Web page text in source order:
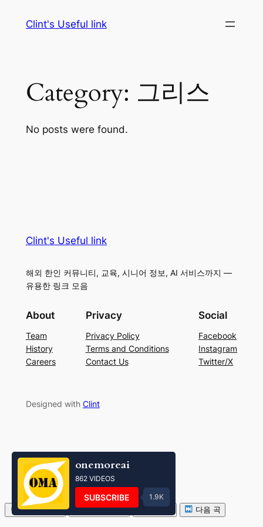
Clint's Useful link
Category: 그리스
No posts were found.
Clint's Useful link
해외 한인 커뮤니티, 교육, 시니어 정보, AI 서비스까지 —
유용한 링크 모음
About
Team
History
Careers
Privacy
Privacy Policy
Terms and Conditions
Contact Us
Social
Facebook
Instagram
Twitter/X
Designed with Clint
볼륨 줄이기 볼륨 키우기 다음 곡
onemoreai
862 VIDEOS
SUBSCRIBE 1.9K